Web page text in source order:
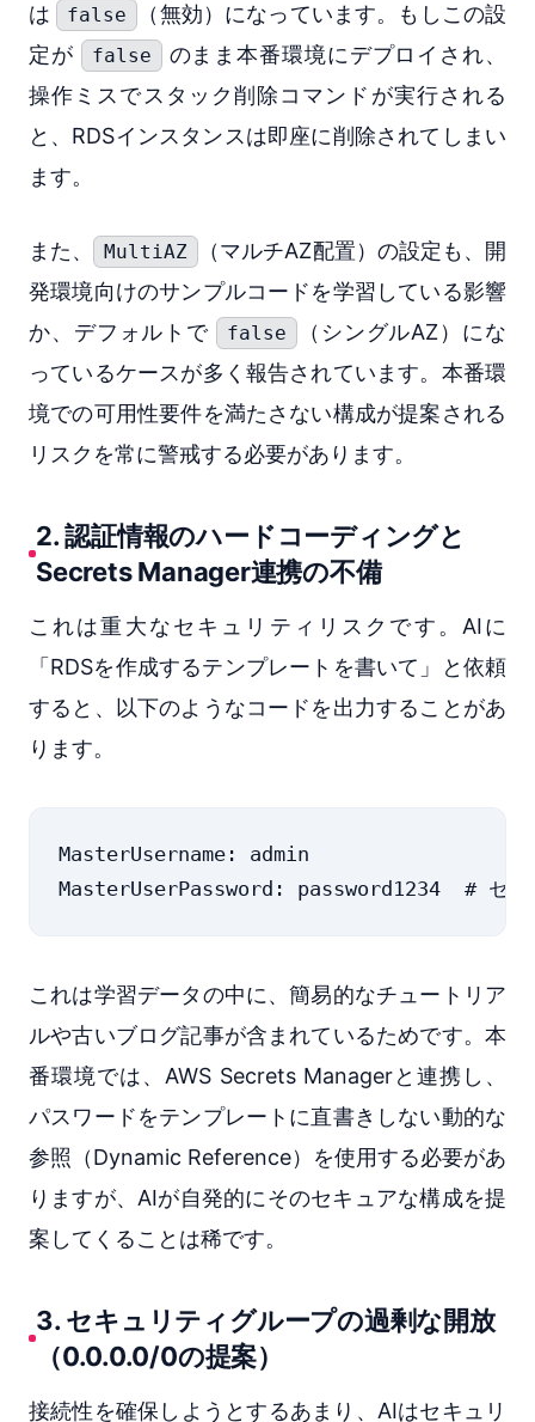
は
false
（無効）になっています。もしこの設
定が
false
のまま本番環境にデプロイされ、
操作ミスでスタック削除コマンドが実行される
と、RDSインスタンスは即座に削除されてしまい
ます。
また、 MultiAZ
（マルチAZ配置）の設定も、開
発環境向けのサンプルコードを学習している影響
か、デフォルトで
false
（シングルAZ）にな
っているケースが多く報告されています。本番環
境での可用性要件を満たさない構成が提案される
リスクを常に警戒する必要があります。
2. 認証情報のハードコーディングと
Secrets Manager連携の不備
これは重大なセキュリティリスクです。AIに
「RDSを作成するテンプレートを書いて」と依頼
すると、以下のようなコードを出力することがあ
ります。
MasterUsername: admin
これは学習データの中に、簡易的なチュートリア
ルや古いブログ記事が含まれているためです。本
番環境では、AWS Secrets Managerと連携し、
パスワードをテンプレートに直書きしない動的な
参照（Dynamic Reference）を使用する必要があ
りますが、AIが自発的にそのセキュアな構成を提
案してくることは稀です。
3. セキュリティグループの過剰な開放
（0.0.0.0/0の提案）
接続性を確保しようとするあまり、AIはセキュリ